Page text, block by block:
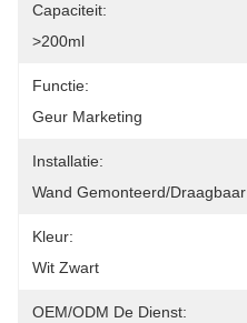
Capaciteit:
>200ml
Functie:
Geur Marketing
Installatie:
Wand Gemonteerd/draagbaar
Kleur:
Wit Zwart
OEM/ODM De Dienst: